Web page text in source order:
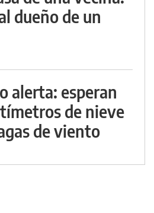
dueño de un
alerta: esperan
de nieve
de viento